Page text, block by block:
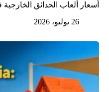
أسعار ألعاب الحدائق الخارجية
26 يوليو، 2026